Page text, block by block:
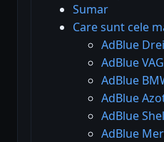
Sumar
Care sunt cele
AdBlue
AdBlue
AdBlue
AdBlue
AdBlue
AdBlue